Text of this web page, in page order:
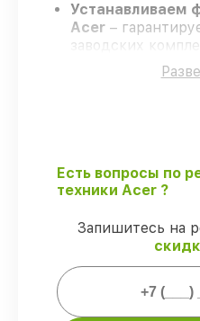
Устанавливаем
Acer –
заводских
проходят
Acer C24-960
задержек.
ремонтные
защищены
Мы гарантируем:
Есть вопросы по
техники Acer ?
Запишитесь на